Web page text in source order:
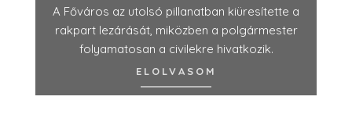
A Főváros az utolsó pillanatban kiüresítette a
rakpart lezárását, miközben a polgármester
folyamatosan a civilekre hivatkozik.
ELOLVASOM